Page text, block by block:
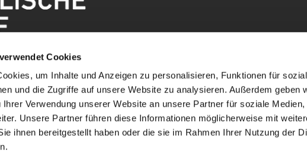
Cookies
um Inhalte und Anzeigen zu personalisieren, Funktionen für
und die Zugriffe auf unsere Website zu analysieren. Außerdem geben
Ihrer Verwendung unserer Website an unsere Partner für soziale Medien,
Unsere Partner führen diese Informationen möglicherweise mit
ihnen bereitgestellt haben oder die sie im Rahmen Ihrer Nutzung der
Impressum Datenschutzerklärung ChurchDesk-